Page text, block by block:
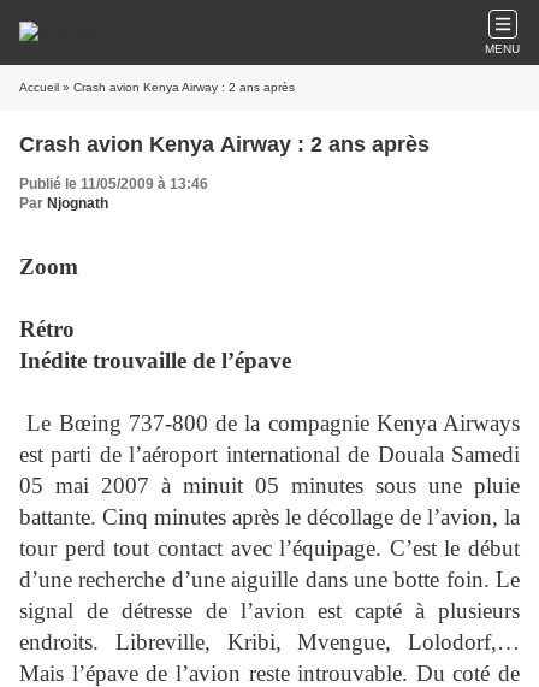
MENU
Accueil » Crash avion Kenya Airway : 2 ans après
Crash avion Kenya Airway : 2 ans après
Publié le 11/05/2009 à 13:46
Par Njognath
Zoom
Rétro
Inédite trouvaille de l’épave
Le Bœing 737-800 de la compagnie Kenya Airways
est parti de l’aéroport international de Douala Samedi
05 mai 2007 à minuit 05 minutes sous une pluie
battante. Cinq minutes après le décollage de l’avion, la
tour perd tout contact avec l’équipage. C’est le début
d’une recherche d’une aiguille dans une botte foin. Le
signal de détresse de l’avion est capté à plusieurs
endroits. Libreville, Kribi, Mvengue, Lolodorf,…
Mais l’épave de l’avion reste introuvable. Du coté de